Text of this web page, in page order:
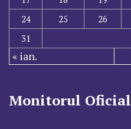
24
25 26
31
« ian.
Monitorul Oficial